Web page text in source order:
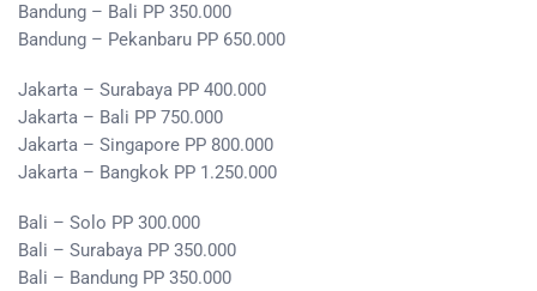
Bandung – Bali PP 350.000
Bandung – Pekanbaru PP 650.000
Jakarta – Surabaya PP 400.000
Jakarta – Bali PP 750.000
Jakarta – Singapore PP 800.000
Jakarta – Bangkok PP 1.250.000
Bali – Solo PP 300.000
Bali – Surabaya PP 350.000
Bali – Bandung PP 350.000